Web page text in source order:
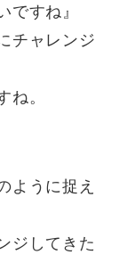
ですね』
チャレンジ
ね。
ように捉え
ジしてきた